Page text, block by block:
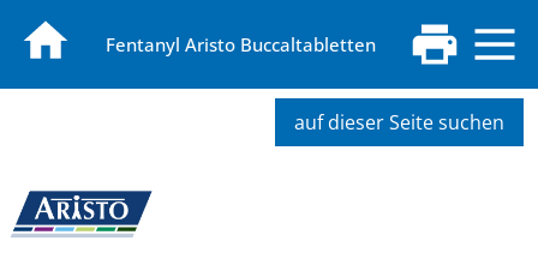
Fentanyl Aristo Buccaltabletten
auf dieser Seite suchen